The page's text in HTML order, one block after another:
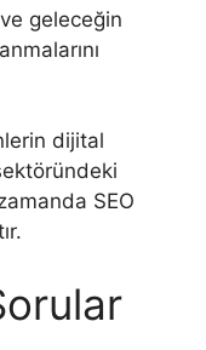
geleceğin
dijital
SEO